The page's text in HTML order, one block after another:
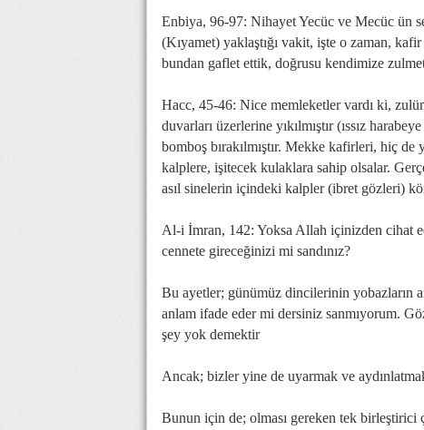
Enbiya, 96-97: Nihayet Yecüc ve Mecüc ün
(Kıyamet) yaklaştığı vakit, işte o zaman,
bundan gaflet ettik, doğrusu kendimize
Hacc, 45-46: Nice memleketler vardı ki,
duvarları üzerlerine yıkılmıştır (ıssız
bomboş bırakılmıştır. Mekke kafirleri, hiç
kalplere, işitecek kulaklara sahip olsalar.
asıl sinelerin içindeki kalpler (ibret gözleri)
Al-i İmran, 142: Yoksa Allah içinizden cihat
cennete gireceğinizi mi sandınız?
Bu ayetler; günümüz dincilerinin yobazların
anlam ifade eder mi dersiniz sanmıyorum.
şey yok demektir
Ancak; bizler yine de uyarmak ve
Bunun için de; olması gereken tek birleştirici